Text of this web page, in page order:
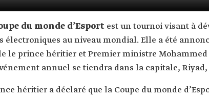
du monde d’Esport est un tournoi visant à
électroniques au niveau mondial. Elle a été
le prince héritier et Premier ministre Mohammed
annuel se tiendra dans la capitale, Riyad,
héritier a déclaré que la Coupe du monde